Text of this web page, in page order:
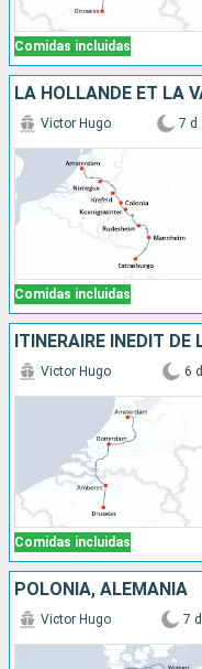
Comidas incluidas
Comidas incluidas
Victor Hugo 7 d
Comidas incluidas
Victor Hugo 6 d
POLONIA, ALEMANIA
Victor Hugo 7 d